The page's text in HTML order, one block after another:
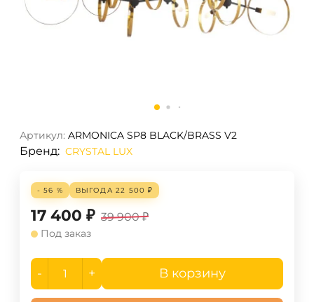
Артикул: ARMONICA SP8 BLACK/BRASS V2
Бренд: CRYSTAL LUX
- 56 % ВЫГОДА 22 500 ₽
17 400 ₽ 39 900 ₽
Под заказ
- + В корзину